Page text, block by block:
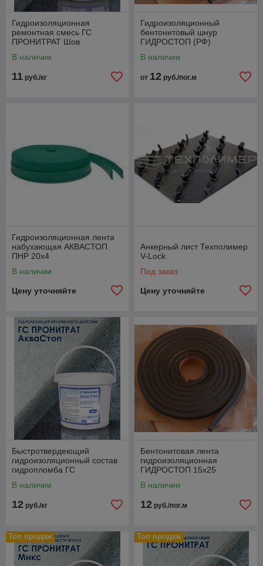
Гидроизоляционная
ремонтная смесь ГС
ПРОНИТРАТ Шов
В наличии
11 руб./кг
Гидроизоляционный
бентонитовый шнур
ГИДРОСТОП (РФ)
В наличии
от 12 руб./пог.м
Гидроизоляционная лента
набухающая АКВАСТОП
ПНР 20х4
В наличии
Цену уточняйте
Анкерный лист Техполимер
V-Lock
Под заказ
Цену уточняйте
Быстротвердеющий
гидроизоляционный состав
гидропломба ГС
В наличии
12 руб./кг
Бентонитовая лента
гидроизоляционная
ГИДРОСТОП 15х25
В наличии
12 руб./пог.м
Топ продаж Топ продаж